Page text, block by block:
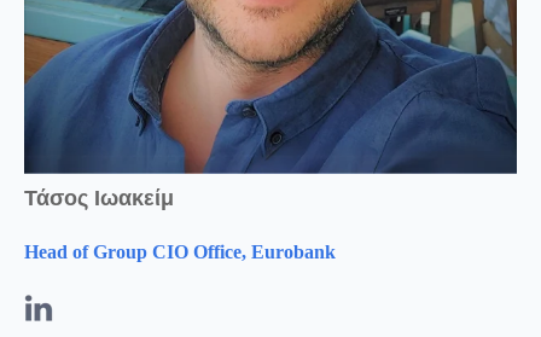
Τάσος Ιωακείμ
Head of Group CIO Office, Eurobank